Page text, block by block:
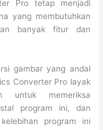
Pro tetap menjadi
yang membutuhkan
banyak fitur dan
gambar yang andal
Converter Pro layak
untuk memeriksa
program ini, dan
program ini